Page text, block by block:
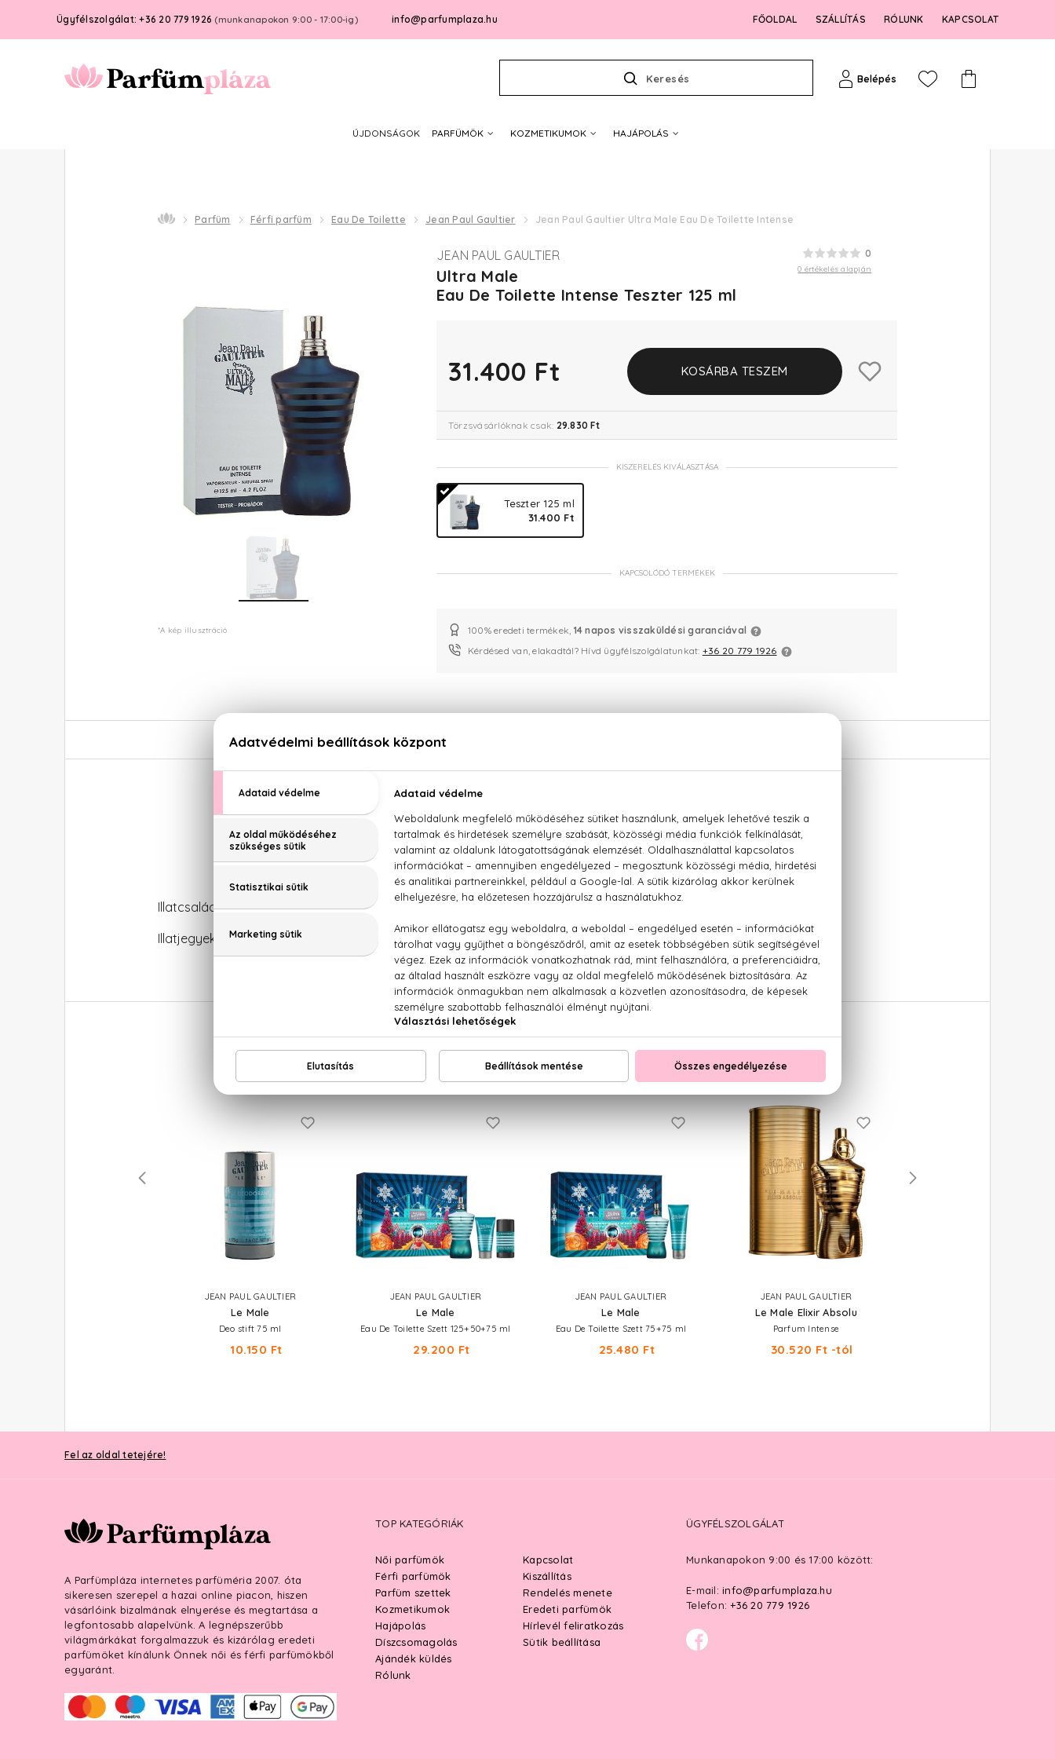
Ügyfélszolgálat: +36 20 779 1926 (munkanapokon 9:00 - 17:00-ig) info@parfumplaza.hu FŐOLDAL SZÁLLÍTÁS RÓLUNK KAPCSOLAT
Keresés Belépés
ÚJDONSÁGOK PARFÜMÖK KOZMETIKUMOK HAJÁPOLÁS
Parfüm Férfi parfüm Eau De Toilette Jean Paul Gaultier Jean Paul Gaultier Ultra Male Eau De Toilette Intense
*A kép illusztráció
0
0 értékelés alapján
JEAN PAUL GAULTIER
Ultra Male
Eau De Toilette Intense Teszter 125 ml
31.400 Ft KOSÁRBA TESZEM
Törzsvásárlóknak csak: 29.830 Ft
KISZERELÉS KIVÁLASZTÁSA
Teszter 125 ml
31.400 Ft
KAPCSOLÓDÓ TERMÉKEK
100% eredeti termékek, 14 napos visszaküldési garanciával
Kérdésed van, elakadtál? Hívd ügyfélszolgálatunkat: +36 20 779 1926
LEÍRÁS
Jean Paul Gaultier Ultra Male Eau De Toilette Intense
Illatcsalád: Orientális-fougere
Illatjegyek: Citrom, bergamott, körte, levendula, menta, fahéj, zsálya, köménymag, vanília, borostyánkő, cédrus, pacsuli
NEKED AJÁNLJUK
JEAN PAUL GAULTIER
Le Male
Deo stift 75 ml
10.150 Ft
JEAN PAUL GAULTIER
Le Male
Eau De Toilette Szett 125+50+75 ml
29.200 Ft
JEAN PAUL GAULTIER
Le Male
Eau De Toilette Szett 75+75 ml
25.480 Ft
JEAN PAUL GAULTIER
Le Male Elixir Absolu
Parfum Intense
30.520 Ft -tól
Fel az oldal tetejére!
A Parfümpláza internetes parfüméria 2007. óta
sikeresen szerepel a hazai online piacon, hiszen
vásárlóink bizalmának elnyerése és megtartása a
legfontosabb alapelvünk. A legnépszerűbb
világmárkákat forgalmazzuk és kizárólag eredeti
parfümöket kínálunk Önnek női és férfi parfümökből
egyaránt.
TOP KATEGÓRIÁK
Női parfümök
Férfi parfümök
Parfüm szettek
Kozmetikumok
Hajápolás
Díszcsomagolás
Ajándék küldés
Rólunk
Kapcsolat
Kiszállítás
Rendelés menete
Eredeti parfümök
Hírlevél feliratkozás
Sütik beállítása
ÜGYFÉLSZOLGÁLAT
Munkanapokon 9:00 és 17:00 között:
E-mail: info@parfumplaza.hu
Telefon: +36 20 779 1926